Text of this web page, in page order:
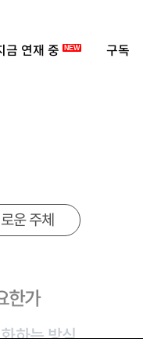
금 연재 중 NEW 구독
운 주체
한가
하는 방식